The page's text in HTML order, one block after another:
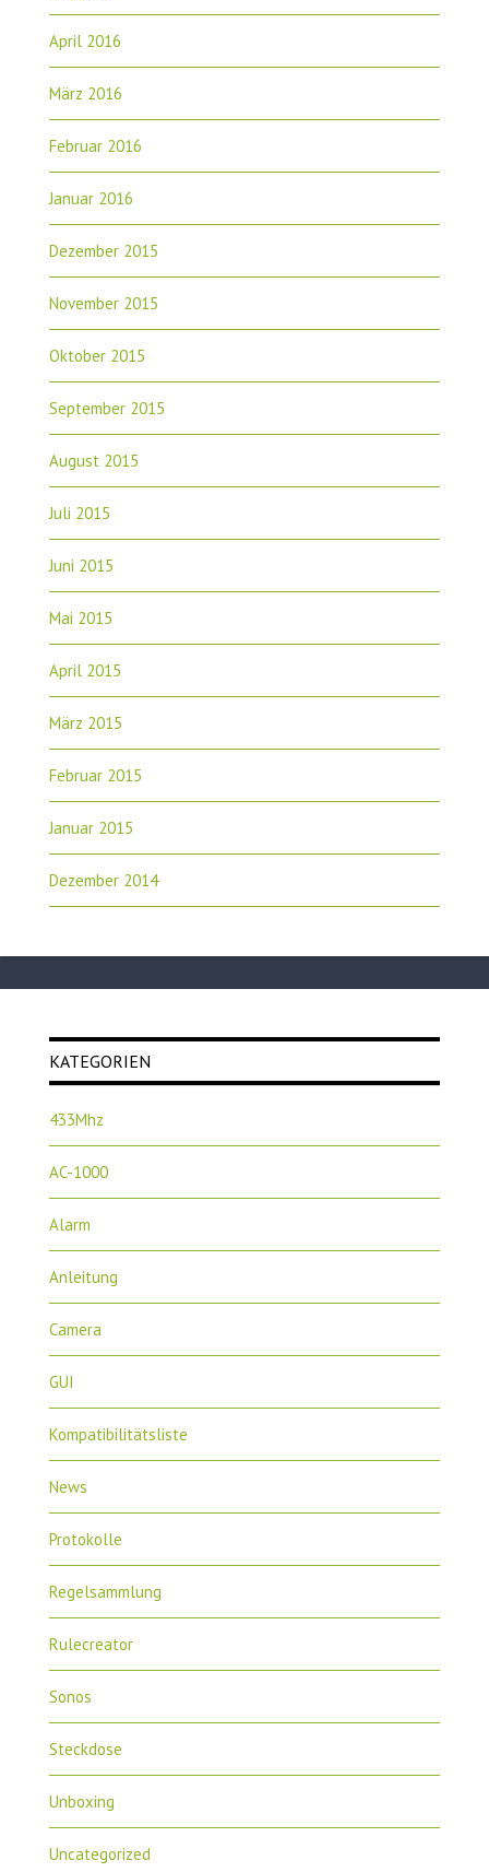
April 2016
März 2016
Februar 2016
Januar 2016
Dezember 2015
November 2015
Oktober 2015
September 2015
August 2015
Juli 2015
Juni 2015
Mai 2015
April 2015
März 2015
Februar 2015
Januar 2015
Dezember 2014
KATEGORIEN
433Mhz
AC-1000
Alarm
Anleitung
Camera
GUI
Kompatibilitätsliste
News
Protokolle
Regelsammlung
Rulecreator
Sonos
Steckdose
Unboxing
Uncategorized